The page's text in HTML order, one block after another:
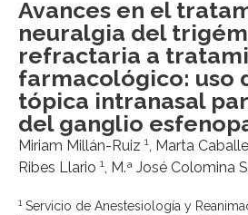
Avances en el
neuralgia del
refractaria a
farmacológico: uso
tópica intranasal
del ganglio
Miriam Millán-Ruiz 1, Marta
Ribes Llario 1, M.ª José Colomina
1Servicio de Anestesiología y